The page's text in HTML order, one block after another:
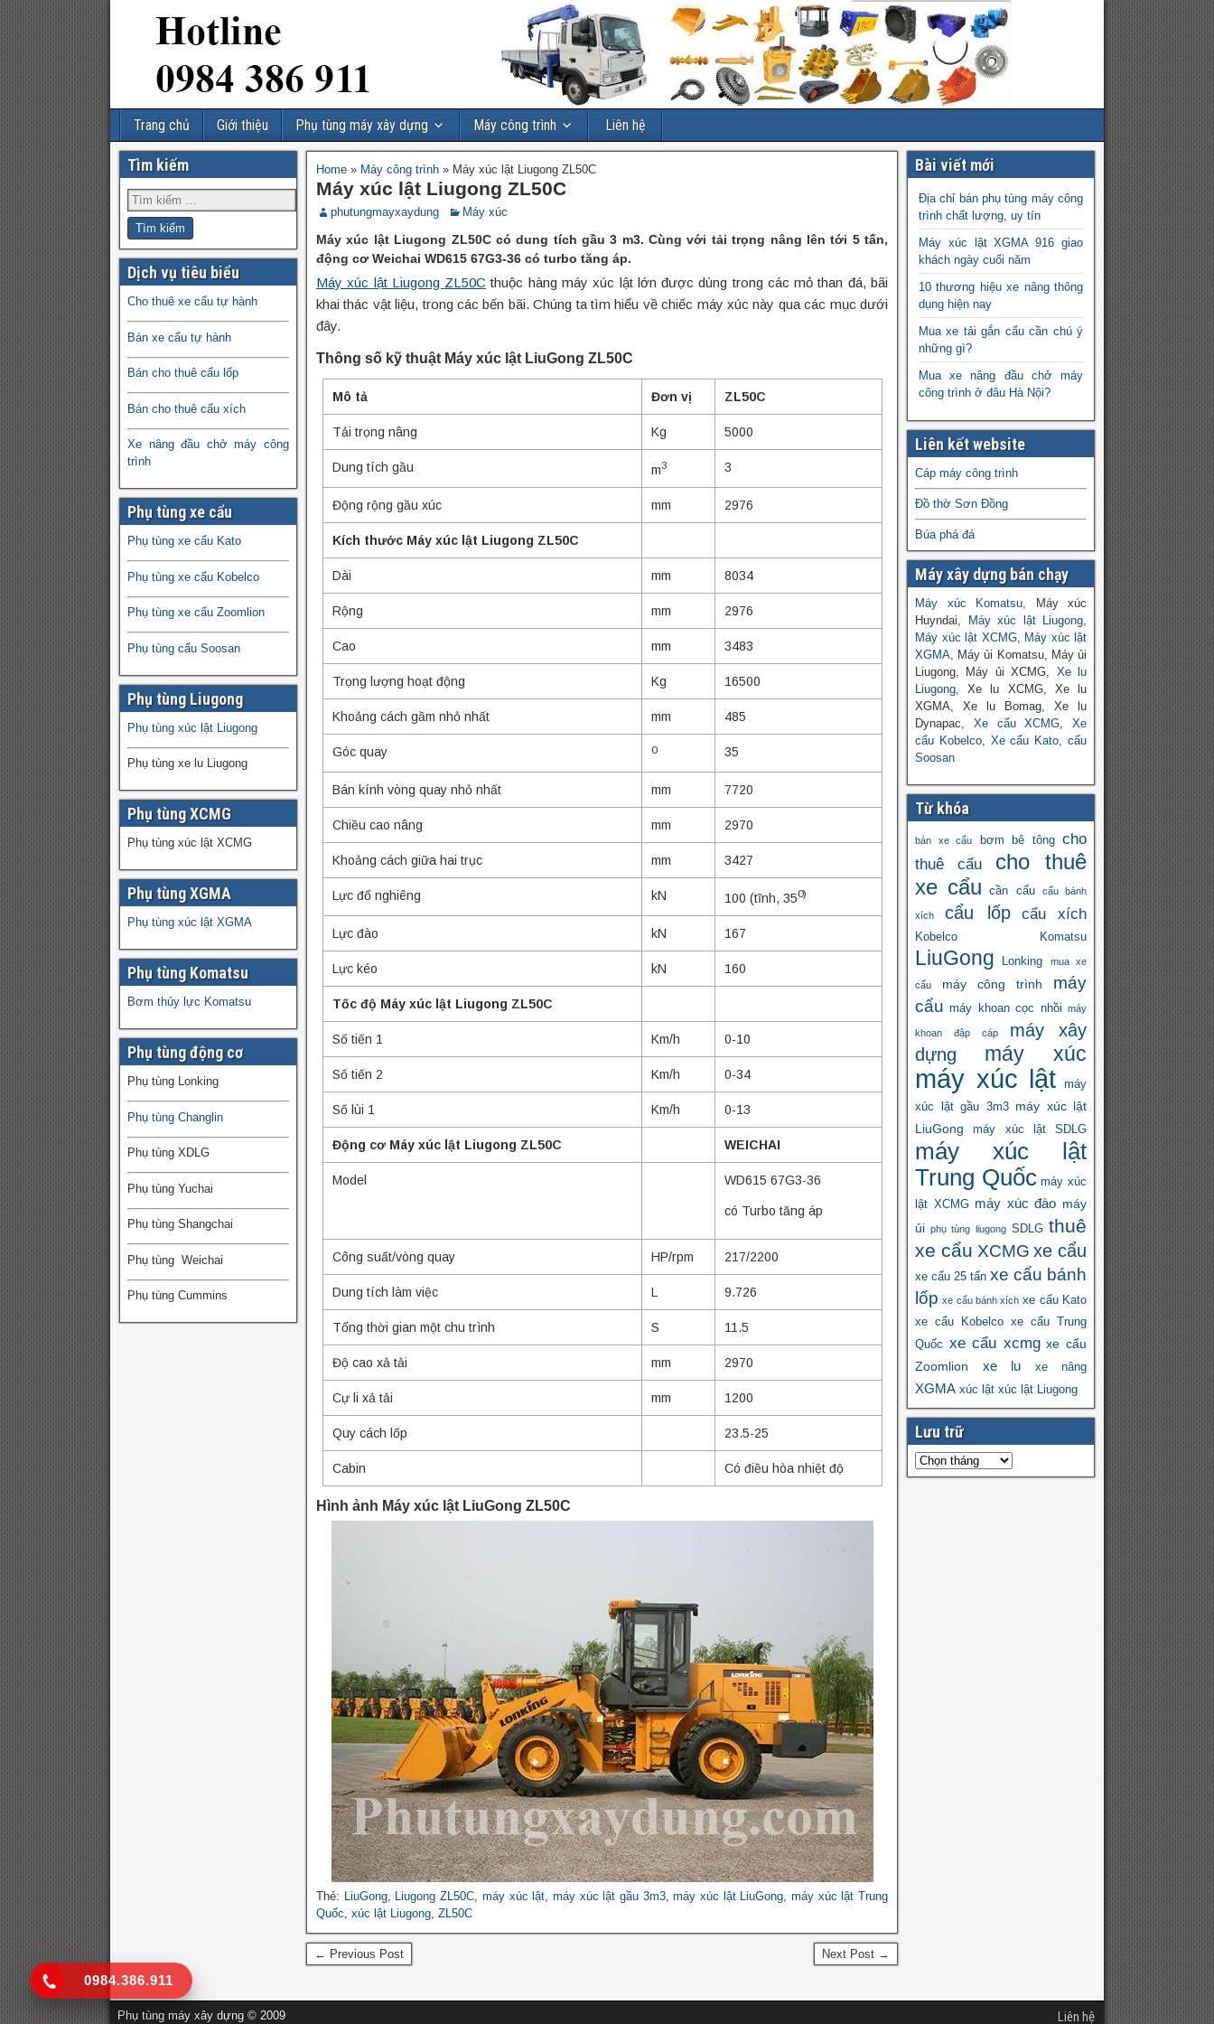
Trang chủ Giới thiệu Phụ tùng máy xây dựng Máy công trình Liên hệ
Home » Máy công trình » Máy xúc lật Liugong ZL50C
Máy xúc lật Liugong ZL50C
phutungmayxaydung Máy xúc
Máy xúc lật Liugong ZL50C có dung tích gầu 3 m3. Cùng với tải trọng nâng lên tới 5 tấn,
động cơ Weichai WD615 67G3-36 có turbo tăng áp.
Máy xúc lật Liugong ZL50C thuộc hàng máy xúc lật lớn được dùng trong các mỏ than đá, bãi
khai thác vật liệu, trong các bến bãi. Chúng ta tìm hiểu về chiếc máy xúc này qua các mục dưới
đây.
Thông số kỹ thuật Máy xúc lật LiuGong ZL50C
Mô tả Đơn vị ZL50C
Tải trọng nâng Kg 5000
Dung tích gầu m3 3
Động rộng gầu xúc mm 2976
Kích thước Máy xúc lật Liugong ZL50C
Dài mm 8034
Rộng mm 2976
Cao mm 3483
Trọng lượng hoạt động Kg 16500
Khoảng cách gầm nhỏ nhất mm 485
Góc quay 0 35
Bán kính vòng quay nhỏ nhất mm 7720
Chiều cao nâng mm 2970
Khoảng cách giữa hai trục mm 3427
Lực đổ nghiêng kN 100 (tĩnh, 350)
Lực đào kN 167
Lực kéo kN 160
Tốc độ Máy xúc lật Liugong ZL50C
Số tiến 1 Km/h 0-10
Số tiến 2 Km/h 0-34
Số lùi 1 Km/h 0-13
Động cơ Máy xúc lật Liugong ZL50C WEICHAI
Model WD615 67G3-36
có Turbo tăng áp
Công suất/vòng quay HP/rpm 217/2200
Dung tích làm việc L 9.726
Tổng thời gian một chu trình S 11.5
Độ cao xả tải mm 2970
Cự li xả tải mm 1200
Quy cách lốp 23.5-25
Cabin Có điều hòa nhiệt độ
Hình ảnh Máy xúc lật LiuGong ZL50C
Thẻ: LiuGong, Liugong ZL50C, máy xúc lật, máy xúc lật gầu 3m3,máy xúc lật LiuGong,máy xúc lật Trung
Quốc,xúc lật Liugong,ZL50C
← Previous Post Next Post →
Tìm kiếm
Dịch vụ tiêu biểu
Cho thuê xe cẩu tự hành
Bán xe cẩu tự hành
Bán cho thuê cẩu lốp
Bán cho thuê cẩu xích
Xe nâng đầu chở máy công
trình
Phụ tùng xe cẩu
Phụ tùng xe cẩu Kato
Phụ tùng xe cẩu Kobelco
Phụ tùng xe cẩu Zoomlion
Phụ tùng cẩu Soosan
Phụ tùng Liugong
Phụ tùng xúc lật Liugong
Phụ tùng xe lu Liugong
Phụ tùng XCMG
Phụ tùng xúc lật XCMG
Phụ tùng XGMA
Phụ tùng xúc lật XGMA
Phụ tùng Komatsu
Bơm thủy lực Komatsu
Phụ tùng động cơ
Phụ tùng Lonking
Phụ tùng Changlin
Phụ tùng XDLG
Phụ tùng Yuchai
Phụ tùng Shangchai
Phụ tùng Weichai
Phụ tùng Cummins
Bài viết mới
Địa chỉ bán phụ tùng máy công
trình chất lượng, uy tín
Máy xúc lật XGMA 916 giao
khách ngày cuối năm
10 thương hiệu xe nâng thông
dụng hiện nay
Mua xe tải gắn cẩu cần chú ý
những gì?
Mua xe nâng đầu chở máy
công trình ở đâu Hà Nội?
Liên kết website
Cáp máy công trình
Đồ thờ Sơn Đồng
Búa phá đá
Máy xây dựng bán chạy
Máy xúc Komatsu, Máy xúc
Huyndai,
Máy xúc lật Liugong,
Máy xúc lật XCMG, Máy xúc lật
XGMA, Máy ủi Komatsu, Máy ủi
Liugong, Máy ủi XCMG, Xe lu
Liugong, Xe lu XCMG, Xe lu
XGMA, Xe lu Bomag, Xe lu
Dynapac, Xe cẩu XCMG, Xe
cẩu Kobelco, Xe cẩu Kato,cẩu
Soosan
Từ khóa
bán xe cẩu bơm bê tông
cho
thuê cẩu
cho thuê
xe cẩu
cần cẩu cẩu bánh
xích cẩu lốp cẩu xích
Kobelco Komatsu
LiuGong Lonking mua xe
cẩu máy công trình
máy
cẩu máy khoan cọc nhồi máy
khoan đập cáp
máy xây
dựng
máy xúc
máy xúc lật
máy
xúc lật gầu 3m3
máy xúc lật
LiuGong
máy xúc lật SDLG
máy xúc lật
Trung Quốc máy xúc
lật XCMG máy xúc đào máy
ủi phụ tùng liugong SDLG thuê
xe cẩu XCMG xe cẩu
xe cẩu 25 tấn xe cẩu bánh
lốp xe cẩu bánh xích xe cẩu Kato
xe cẩu Kobelco xe cẩu Trung
Quốc xe cẩu xcmg xe cẩu
Zoomlion
xe lu xe nâng
XGMA xúc lật xúc lật Liugong
Lưu trữ
Phụ tùng máy xây dựng © 2009 Liên hệ
0984.386.911